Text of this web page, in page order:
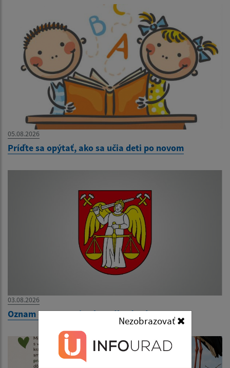
Nezobrazovať
05.08.2026
Príďte sa opýtať, ako sa učia deti po novom
03.08.2026
Oznam - zatvorenie obecného úradu